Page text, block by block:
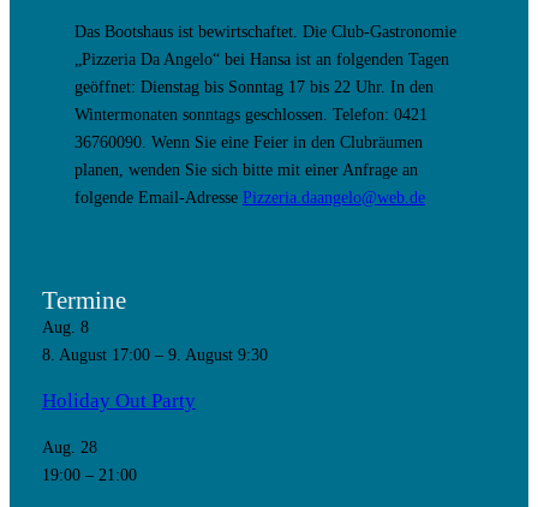
Das Bootshaus ist bewirtschaftet. Die Club-Gastronomie
„Pizzeria Da Angelo“ bei Hansa ist an folgenden Tagen
geöffnet: Dienstag bis Sonntag 17 bis 22 Uhr. In den
Wintermonaten sonntags geschlossen. Telefon: 0421
36760090. Wenn Sie eine Feier in den Clubräumen
planen, wenden Sie sich bitte mit einer Anfrage an
folgende Email-Adresse Pizzeria.daangelo@web.de
Termine
Aug. 8
8. August 17:00– 9. August 9:30
Holiday Out Party
Aug. 28
19:00– 21:00